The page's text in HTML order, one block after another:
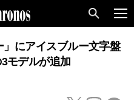
」にアイスブルー文字盤
モデルが追加